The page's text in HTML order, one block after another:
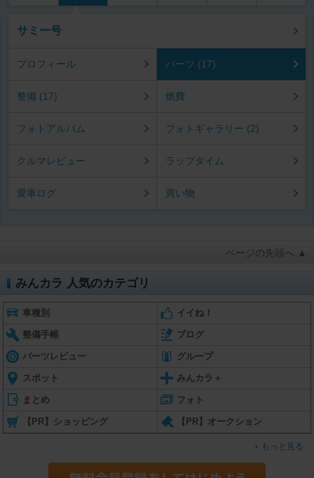
サミー号
プロフィール パーツ (17)
整備 (17) 燃費
フォトアルバム フォトギャラリー (2)
クルマレビュー ラップタイム
愛車ログ 買い物
ページの先頭へ ▲
みんカラ 人気のカテゴリ
車種別 イイね！
整備手帳 ブログ
パーツレビュー グループ
スポット みんカラ＋
まとめ フォト
【PR】ショッピング 【PR】オークション
もっと見る